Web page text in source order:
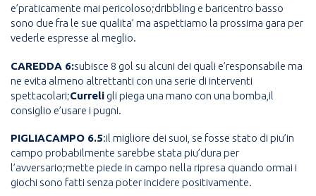
e’praticamente mai pericoloso;dribbling e baricentro basso
sono due fra le sue qualita’ ma aspettiamo la prossima gara per
vederle espresse al meglio.
CAREDDA 6:subisce 8 gol su alcuni dei quali e’responsabile ma
ne evita almeno altrettanti con una serie di interventi
spettacolari;Curreli gli piega una mano con una bomba,il
consiglio e’usare i pugni.
PIGLIACAMPO 6.5:il migliore dei suoi, se fosse stato di piu’in
campo probabilmente sarebbe stata piu’dura per
l’avversario;mette piede in campo nella ripresa quando ormai i
giochi sono fatti senza poter incidere positivamente.